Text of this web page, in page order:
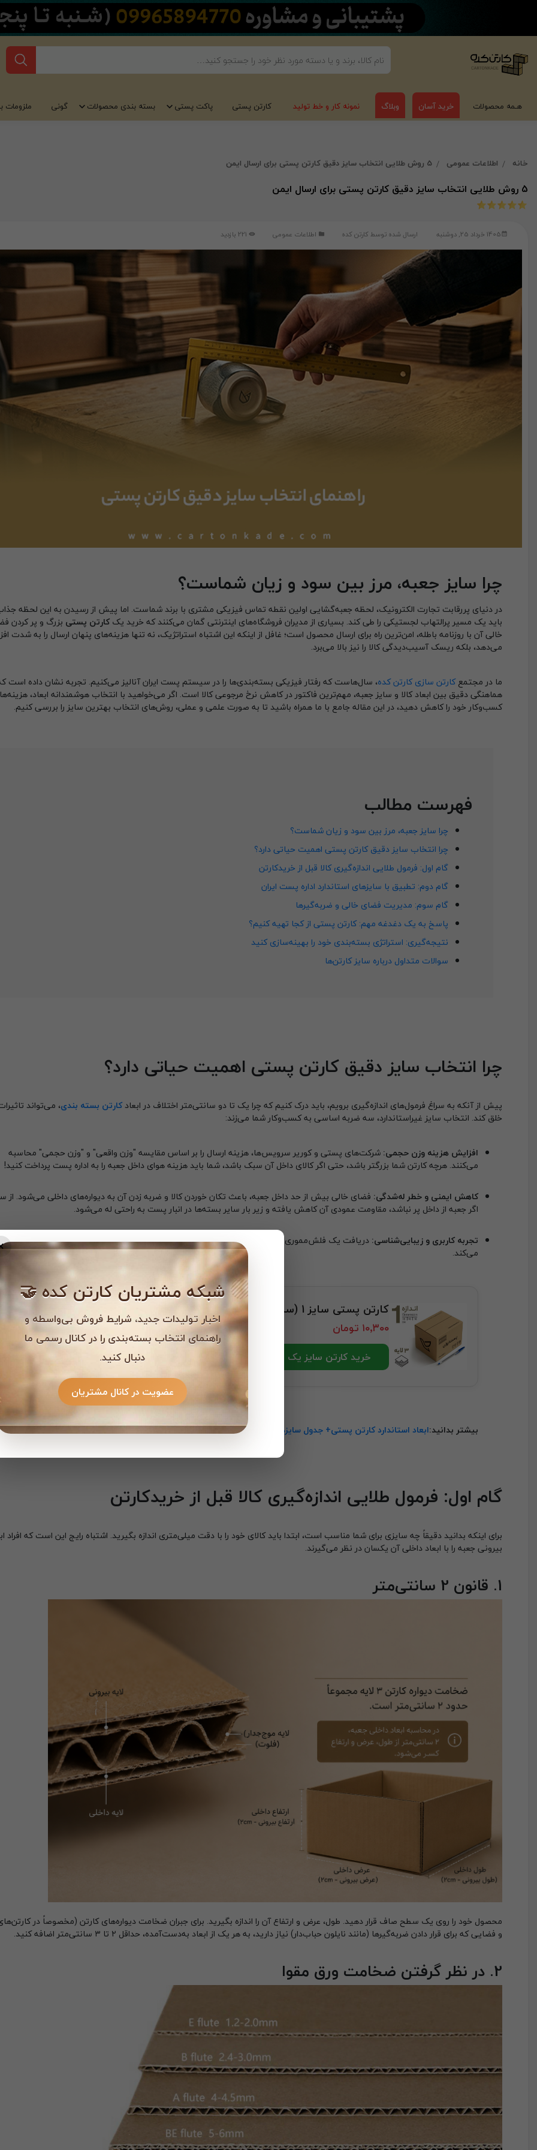
هـمه محصولات خرید آسان وبلاگ نمونه کار و خط تولید کارتن پستی پاکت پستی بسته بندی محصولات گونی ملزومات
خانه اطلاعات عمومی 5 روش طلایی انتخاب سایز دقیق کارتن پستی برای ارسال ایمن
5 روش طلایی انتخاب سایز دقیق کارتن پستی برای ارسال ایمن
1405 خرداد 25, دوشنبه ارسال شده توسطکارتن کده اطلاعات عمومی
چرا سایز جعبه، مرز بین سود و زیان شماست؟
در دنیای پررقابت تجارت الکترونیک، لحظه جعبه‌گشایی اولین نقطه تماس فیزیکی مشتری با برند شماست. اما پیش از رسیدن به این لحظه
باید یک مسیر پرالتهاب لجستیکی را طی کند. بسیاری از مدیران فروشگاه‌های اینترنتی گمان می‌کنند که خرید یک کارتن پستی بزرگ و پر کردن
خالی آن با روزنامه باطله، امن‌ترین راه برای ارسال محصول است؛ غافل از اینکه این اشتباه استراتژیک، نه تنها هزینه‌های پنهان ارسال را به شدت
می‌دهد، بلکه ریسک آسیب‌دیدگی کالا را نیز بالا می‌برد.
ما در مجتمعکارتن سازی کارتن کده، سال‌هاست که رفتار فیزیکی بسته‌بندی‌ها را در سیستم پست ایران آنالیز می‌کنیم. تجربه نشان داده است
هماهنگی دقیق بین ابعاد کالا و سایز جعبه، مهم‌ترین فاکتور در کاهش نرخ مرجوعی کالا است. اگر می‌خواهید با انتخاب هوشمندانه ابعاد،
کسب‌وکار خود را کاهش دهید، در این مقاله جامع با ما همراه باشید تا به صورت علمی و عملی، روش‌های انتخاب بهترین سایز را بررسی کنیم.
فهرست مطالب
چرا سایز جعبه، مرز بین سود و زیان شماست؟
چرا انتخاب سایز دقیق کارتن پستی اهمیت حیاتی دارد؟
گام اول: فرمول طلایی اندازه‌گیری کالا قبل از خریدکارتن
گام دوم: تطبیق با سایزهای استاندارد اداره پست ایران
گام سوم: مدیریت فضای خالی و ضربه‌گیرها
پاسخ به یک دغدغه مهم: کارتن پستی از کجا تهیه کنیم؟
نتیجه‌گیری: استراتژی بسته‌بندی خود را بهینه‌سازی کنید
سوالات متداول درباره سایز کارتن‌ها
چرا انتخاب سایز دقیق کارتن پستی اهمیت حیاتی دارد؟
پیش از آنکه به سراغ فرمول‌های اندازه‌گیری برویم، باید درک کنیم که چرا یک تا دو سانتی‌متر اختلاف در ابعاد کارتن بسته بندی، می‌تواند
خلق کند. انتخاب سایز غیراستاندارد، سه ضربه اساسی به کسب‌وکار شما می‌زند:
افزایش هزینه وزن حجمی: شرکت‌های پستی و کوریر سرویس‌ها، هزینه ارسال را بر اساس مقایسه "وزن واقعی" و "وزن حجمی" محاسبه
می‌کنند. هرچه کارتن شما بزرگتر باشد، حتی اگر کالای داخل آن سبک باشد، شما باید هزینه هوای داخل جعبه را به اداره پست پرداخت کنید!
کاهش ایمنی و خطر له‌شدگی: فضای خالی بیش از حد داخل جعبه، باعث تکان خوردن کالا و ضربه زدن آن به دیواره‌های داخلی می‌شود. از
اگر جعبه از داخل پر نباشد، مقاومت عمودی آن کاهش یافته و زیر بار سایر بسته‌ها در انبار پست به راحتی له می‌شود.
تجربه کاربری و زیبایی‌شناسی:
دریافت یک فلش‌مموری کوچک در یک کارتن سایز ۵، حس بی‌توجهی و عدم حرفه‌ای بودن فرستنده
می‌کند.
کارتن پستی سایز 1 (سه لایه)
۱۰٬۳۰۰ تومان
خرید کارتن سایز یک
بیشتر بدانید:ابعاد استاندارد کارتن پستی+ جدول سایزها و ترفند کاهش هزینه پست
گام اول: فرمول طلایی اندازه‌گیری کالا قبل از خریدکارتن
برای اینکه بدانید دقیقاً چه سایزی برای شما مناسب است، ابتدا باید کالای خود را با دقت میلی‌متری اندازه بگیرید. اشتباه رایج این است که افراد
بیرونی جعبه را با ابعاد داخلی آن یکسان در نظر می‌گیرند.
1. قانون 2 سانتی‌متر
و فضایی که برای قرار دادن ضربه‌گیرها (مانند نایلون حباب‌دار) نیاز دارید، به هر یک از ابعاد به‌دست‌آمده، حداقل ۲ تا ۳ سانتی‌متر اضافه کنید.
2. در نظر گرفتن ضخامت ورق مقوا
شبکه مشتریان کارتن کده 🤝
اخبار تولیدات جدید، شرایط فروش بی‌واسطه و
راهنمای انتخاب بسته‌بندی را در کانال رسمی ما
دنبال کنید.
عضویت در کانال مشتریان